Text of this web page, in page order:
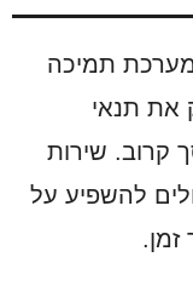
תמיכה
את תנאי
קרוב. שירות
להשפיע על